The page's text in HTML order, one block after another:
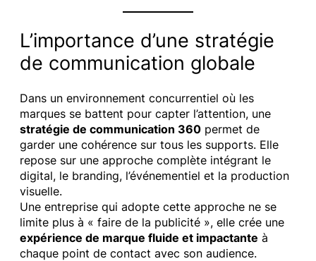
L’importance d’une stratégie
de communication globale
Dans un environnement concurrentiel où les
marques se battent pour capter l’attention, une
stratégie de communication 360 permet de
garder une cohérence sur tous les supports. Elle
repose sur une approche complète intégrant le
digital, le branding, l’événementiel et la production
visuelle.
Une entreprise qui adopte cette approche ne se
limite plus à « faire de la publicité », elle crée une
expérience de marque fluide et impactante à
chaque point de contact avec son audience.